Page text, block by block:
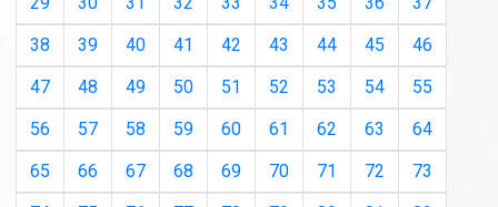
38
39 40 41 42 43 44 45
46
47
48 49 50 51 52 53 54
55
56
57 58 59 60 61 62 63
64
65
66 67 68 69 70 71 72
73